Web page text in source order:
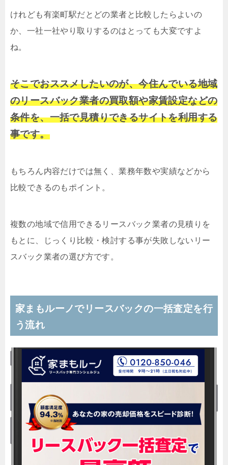
けれども有楽町駅だとどの業者と比較したらよいの
か、一社一社やり取りするのはとっても大変ですよ
ね。
そこでおススメしたいのが、今住んでいる地域
のリースバック業者の買取額や家賃設定などの
条件を、一括で見積りできるサイトを利用する
事です。
もちろん内容だけでは無く、業務年数や実績などから
比較できるのもポイント。
複数の地域で信用できるリースバック業者の見積りを
もとに、じっくり比較・検討する事が失敗しないリー
スバック業者の選び方です。
家まもルーノでリースバックの一括査定を行
う流れ